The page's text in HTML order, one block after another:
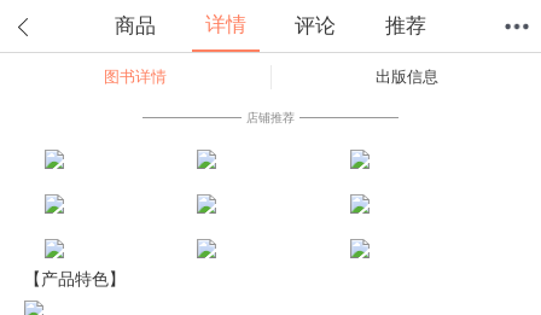
商品 详情 评论 推荐
图书详情 出版信息
店铺推荐
【产品特色】